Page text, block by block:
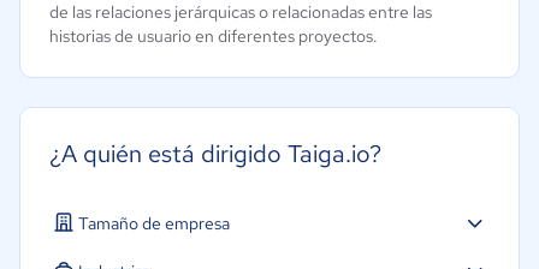
de las relaciones jerárquicas o relacionadas entre las
historias de usuario en diferentes proyectos.
¿A quién está dirigido Taiga.io?
Tamaño de empresa